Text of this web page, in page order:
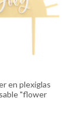
en plexiglas
"flower